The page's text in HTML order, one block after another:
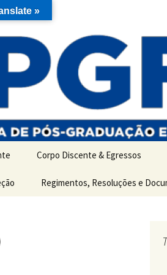
Corpo Discente & Egressos
Discentes de Mestrado
Regimentos, Resoluções e
»